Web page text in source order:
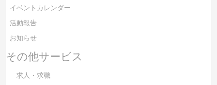
イベントカレンダー
活動報告
お知らせ
その他サービス
求人・求職